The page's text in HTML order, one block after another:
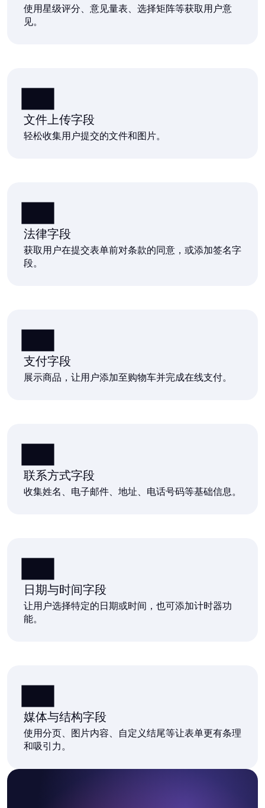
使用星级评分、意见量表、选择矩阵等获取用户意
见。
文件上传字段
轻松收集用户提交的文件和图片。
法律字段
获取用户在提交表单前对条款的同意，或添加签名字
段。
支付字段
展示商品，让用户添加至购物车并完成在线支付。
联系方式字段
收集姓名、电子邮件、地址、电话号码等基础信息。
日期与时间字段
让用户选择特定的日期或时间，也可添加计时器功
能。
媒体与结构字段
使用分页、图片内容、自定义结尾等让表单更有条理
和吸引力。